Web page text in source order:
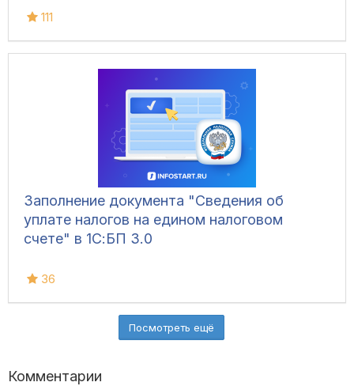
111
Заполнение документа "Сведения об
уплате налогов на едином налоговом
счете" в 1С:БП 3.0
36
Посмотреть ещё
Комментарии